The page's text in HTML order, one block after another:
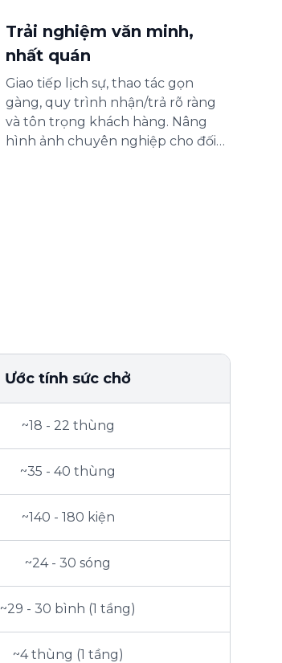
Trải nghiệm văn minh,
nhất quán
Giao tiếp lịch sự, thao tác gọn
gàng, quy trình nhận/trả rõ ràng
và tôn trọng khách hàng. Nâng
hình ảnh chuyên nghiệp cho đối
Ước tính sức chở
~18 - 22 thùng
~35 - 40 thùng
~140 - 180 kiện
~24 - 30 sóng
~29 - 30 bình (1 tầng)
~4 thùng (1 tầng)